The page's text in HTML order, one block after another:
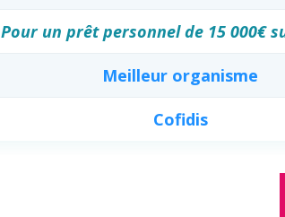
Pour un prêt personnel de 15 000€
Meilleur organisme
Cofidis